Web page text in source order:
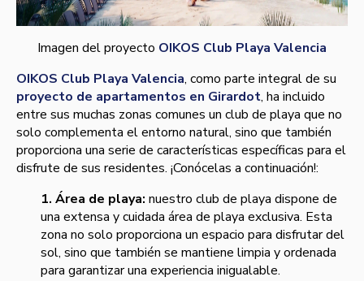
Imagen del proyecto OIKOS Club Playa Valencia
OIKOS Club Playa Valencia, como parte integral de su
proyecto de apartamentos en Girardot, ha incluido
entre sus muchas zonas comunes un club de playa que no
solo complementa el entorno natural, sino que también
proporciona una serie de características específicas para el
disfrute de sus residentes. ¡Conócelas a continuación!:
1. Área de playa: nuestro club de playa dispone de
una extensa y cuidada área de playa exclusiva. Esta
zona no solo proporciona un espacio para disfrutar del
sol, sino que también se mantiene limpia y ordenada
para garantizar una experiencia inigualable.